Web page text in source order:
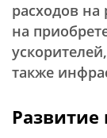
расходов
на
также
Развитие